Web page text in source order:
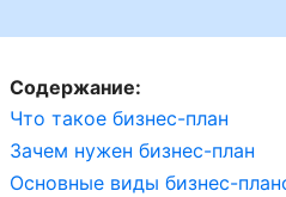
Содержание:
Что такое бизнес-план
Зачем нужен бизнес-план
Основные виды бизнес-